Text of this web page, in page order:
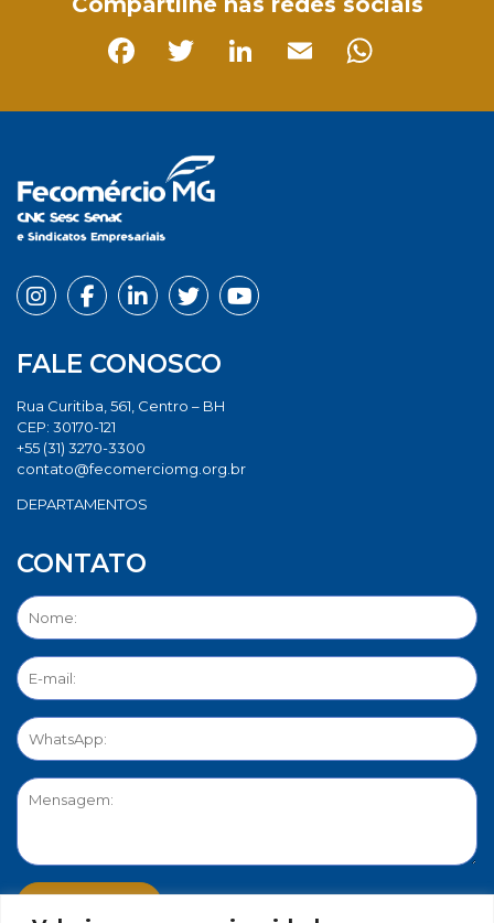
FALE CONOSCO
Rua Curitiba, 561, Centro – BH
CEP: 30170-121
+55 (31) 3270-3300
contato@fecomerciomg.org.br
DEPARTAMENTOS
CONTATO